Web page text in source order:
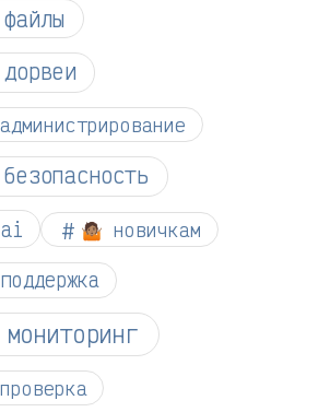
🤷🏽 новичкам
поддержка